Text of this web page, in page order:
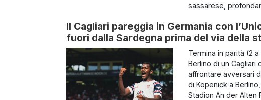
sassarese,
Il Cagliari pareggia in Germania con
fuori dalla Sardegna prima del via della
Termina in parità (2
Berlino di un
affrontare avversari
di Köpenick a
Stadion An der Alten